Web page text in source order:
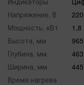
Напряжение, В
220
Мощность, кВт
1,8
Высота, мм
965
Глубина, мм
463
Ширина, мм
445
Время нагрева